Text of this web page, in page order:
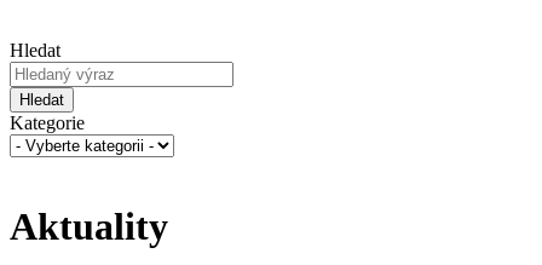
Hledat
Hledat
Kategorie
Aktuality